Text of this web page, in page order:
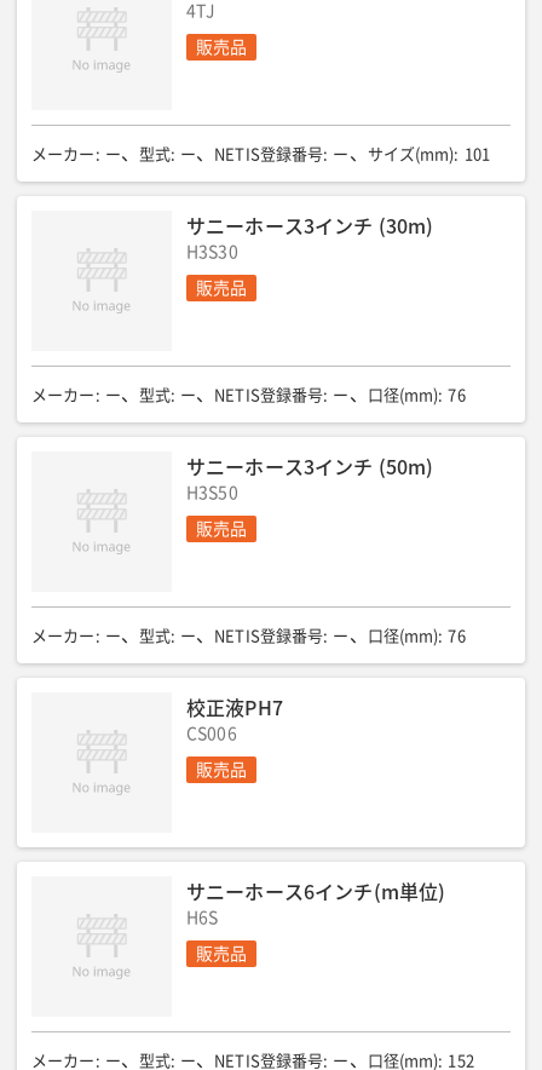
4TJ
販売品
メーカー : ー 型式: ー NETIS登録番号: ー サイズ(mm): 101
サニーホース3インチ (30m)
H3S30
販売品
メーカー : ー 型式: ー NETIS登録番号: ー 口径(mm): 76
サニーホース3インチ (50m)
H3S50
販売品
メーカー : ー 型式: ー NETIS登録番号: ー 口径(mm): 76
校正液PH7
CS006
販売品
サニーホース6インチ(m単位)
H6S
販売品
メーカー : ー 型式: ー NETIS登録番号: ー 口径(mm): 152